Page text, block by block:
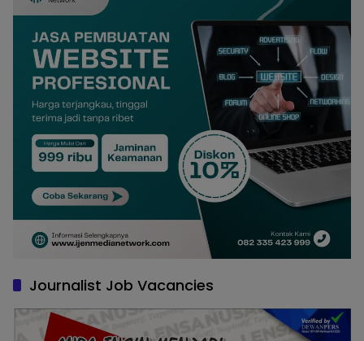
Journalist Job Vacancies